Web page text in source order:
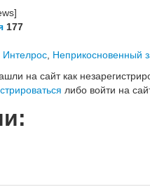
177
, Неприкосновенный
на сайт как
либо войти на